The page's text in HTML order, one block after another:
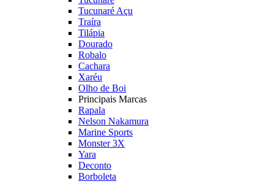
Tucunaré Açu
Traíra
Tilápia
Dourado
Robalo
Cachara
Xaréu
Olho de Boi
Principais Marcas
Rapala
Nelson Nakamura
Marine Sports
Monster 3X
Yara
Deconto
Borboleta